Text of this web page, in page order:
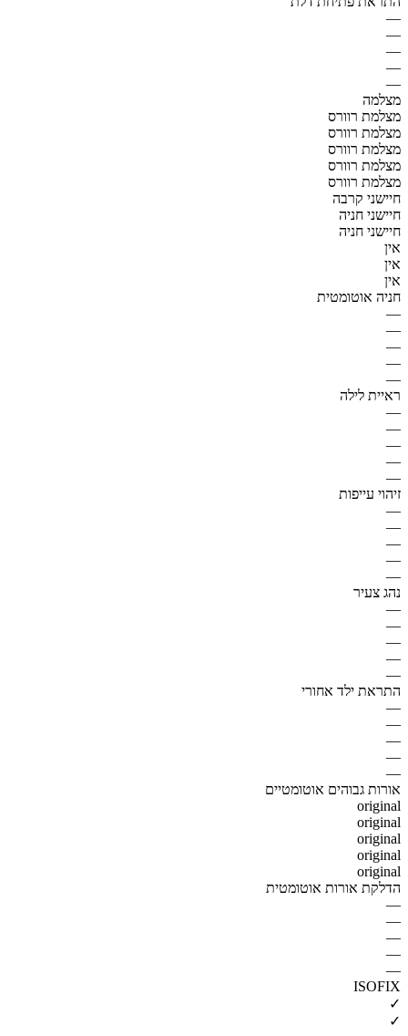
—
—
—
—
—
מצלמה
מצלמת רוורס
מצלמת רוורס
מצלמת רוורס
מצלמת רוורס
מצלמת רוורס
חיישני קרבה
חיישני חניה
חיישני חניה
אין
אין
אין
חניה אוטומטית
—
—
—
—
—
ראיית לילה
—
—
—
—
—
זיהוי עייפות
—
—
—
—
—
נהג צעיר
—
—
—
—
—
התראת ילד אחורי
—
—
—
—
—
אורות גבוהים אוטומטיים
original
original
original
original
original
הדלקת אורות אוטומטית
—
—
—
—
—
ISOFIX
✓
✓